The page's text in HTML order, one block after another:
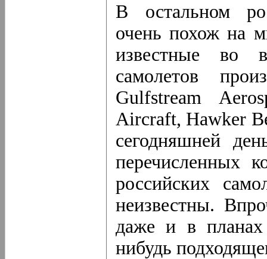
В остальном
очень похож на
известные во
самолетов
Gulfstream
Aircraft, Hawker
сегодняшней
перечисленных
российских
неизвестны.
даже и в планах
нибудь